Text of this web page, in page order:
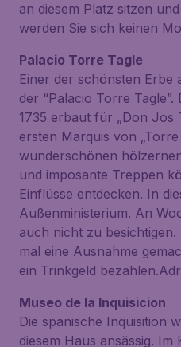
an diesem Platz sitzen
werden Sie sich keinen
Palacio Torre Tagle
Einer der schönsten Erbe
der “Palacio Torre
1735 erbaut für „Don Jos
ersten Marquis von „Torre
wunderschönen
und imposante Treppen
Einflüsse entdecken. In
Außenministerium. An
auch nicht zu
mal eine Ausnahme
ein Trinkgeld
Museo de la Inquisicion
Die spanische Inquisition
diesem Haus ansässig.